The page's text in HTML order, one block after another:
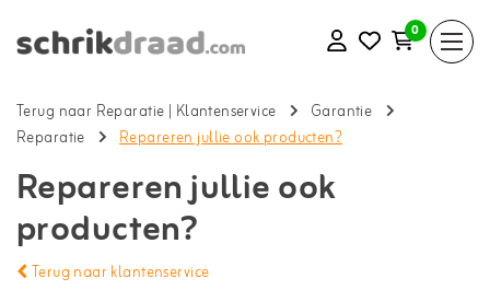
0
Terug naar Reparatie | Klantenservice
Garantie
Reparatie
Repareren jullie ook producten?
Repareren jullie ook
producten?
Terug naar klantenservice